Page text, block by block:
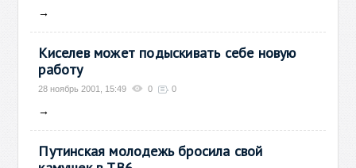
→
Киселев может подыскивать себе новую
работу
28 ноябрь 2001, 15:49 0 0
→
Путинская молодежь бросила свой